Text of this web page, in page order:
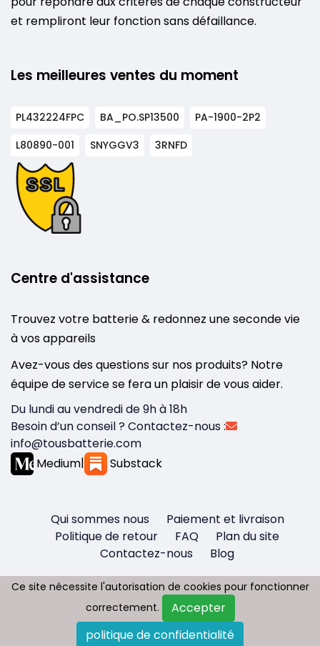
et rempliront leur fonction sans défaillance.
Les meilleures ventes du moment
PL432224FPC BA_PO.SP13500
PA-1900-2P2
L80890-001
SNYGGV3 3RNFD
Centre d'assistance
Trouvez votre batterie & redonnez une seconde vie
à vos appareils
Avez-vous des questions sur nos produits? Notre
équipe de service se fera un plaisir de vous aider.
Du lundi au vendredi de 9h à 18h
Besoin d’un conseil ? Contactez-nous :
info@tousbatterie.com
Medium| Substack
Qui sommes nous
Paiement et livraison
Politique de retour
FAQ
Plan du site
Contactez-nous
Blog
Copyright © 2026 - Tous droit réservés
Tousbatterie.com
Ce site nécessite l'autorisation de cookies pour fonctionner
correctement.
Accepter
politique de confidentialité
Ce site nécessite l'autorisation de cookies pour fonctionner
correctement.
Accepter
politique de confidentialité